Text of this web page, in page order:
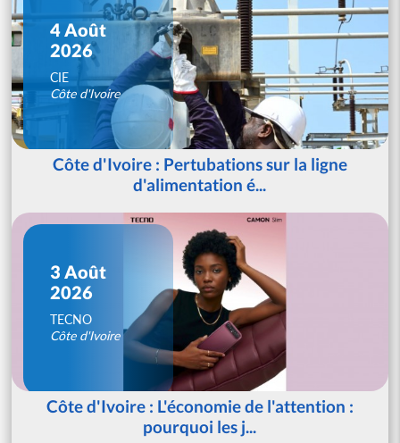
4 Août
2026
CIE
Côte d'Ivoire
Côte d'Ivoire : Pertubations sur la ligne
d'alimentation é...
3 Août
2026
TECNO
Côte d'Ivoire
Côte d'Ivoire : L'économie de l'attention :
pourquoi les j...